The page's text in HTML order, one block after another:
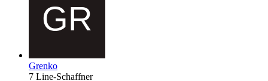
Grenko
7 Line-Schaffner